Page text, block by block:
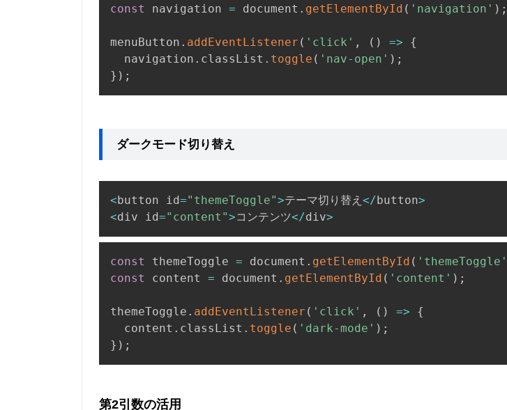
const
navigation = document . getElementById ( 'navigation' ) ;
menuButton . addEventListener ( 'click' , ( ) =>
{
  navigation
. classList . toggle ( 'nav-open' ) ;
} ) ;
ダークモード切り替え
< button id="themeToggle">テーマ切り替え </ button>
<div id="content">コンテンツ</div>
const themeToggle = document . getElementById ( 'themeToggle'
const
content = document . getElementById ( 'content' ) ;
themeToggle . addEventListener ( 'click' , ( ) =>
{
  content
. classList . toggle ( 'dark-mode' ) ;
} ) ;
第2引数の活用